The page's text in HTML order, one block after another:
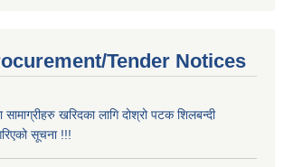
Tender Notices
खरिदका लागि दोश्रो पटक शिलबन्दी
सूचना !!!